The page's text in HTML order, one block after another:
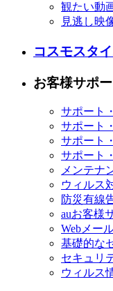
観たい動
見逃し映
コスモスタ
お客様サポ
サポート
サポート
サポート
サポート
メンテナ
ウィルス
防災有線
auお客様
Webメー
基礎的な
セキュリ
ウィルス